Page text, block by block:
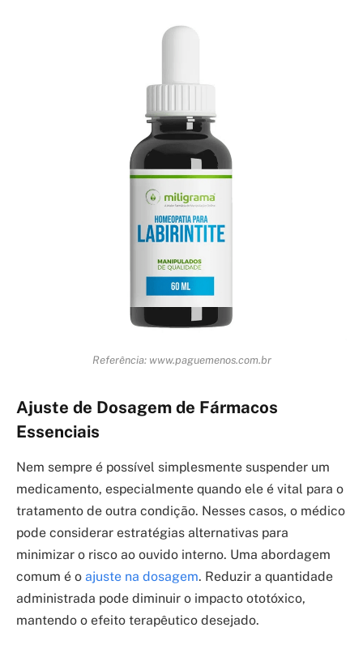
Referência: www.paguemenos.com.br
Ajuste de Dosagem de Fármacos
Essenciais
Nem sempre é possível simplesmente suspender um
medicamento, especialmente quando ele é vital para o
tratamento de outra condição. Nesses casos, o médico
pode considerar estratégias alternativas para
minimizar o risco ao ouvido interno. Uma abordagem
comum é o ajuste na dosagem. Reduzir a quantidade
administrada pode diminuir o impacto ototóxico,
mantendo o efeito terapêutico desejado.